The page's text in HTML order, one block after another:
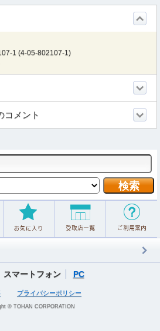
1 (4-05-802107-1)
コメント
スマートフォン PC
プライバシーポリシー
© TOHAN CORPORATION